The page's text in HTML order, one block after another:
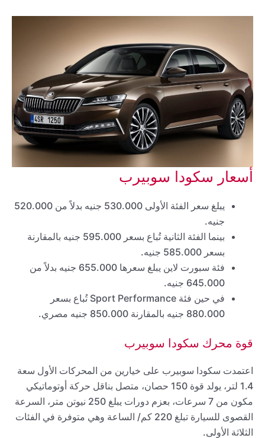
أسعار سكودا سوبيرب
يبلغ سعر الفئة الأولى 530.000 جنيه بدلاً من 520.000
جنيه.
بينما الفئة الثانية تُباع بسعر 595.000 جنيه بالمقارنة
بسعر 585.000 جنيه.
فئة سبورت لاين يبلغ سعرها 655.000 جنيه بدلاً من
645.000 جنيه.
في حين فئة Sport Performance تُباع بسعر
880.000 جنيه بالمقارنة 850.000 جنيه مصري.
قوة محرك سكودا سوبيرب
اعتمدت سكودا سوبيرب على خيارين من المحركات الأول سعة
1.4 لتر، يولد قوة 150 حصان، متصل بناقل حركة أوتوماتيكي
مكون من 7 سرعات، بعزم دورات يبلغ 250 نيوتن متر، السرعة
القصوى للسيارة تبلغ 220 كم/ الساعة وهي متوفرة في الفئات
الثلاثة الأولى.